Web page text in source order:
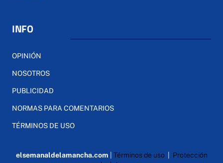
INFO
OPINIÓN
NOSOTROS
PUBLICIDAD
NORMAS PARA COMENTARIOS
TÉRMINOS DE USO
elsemanaldelamancha.com | Términos de uso| Protección